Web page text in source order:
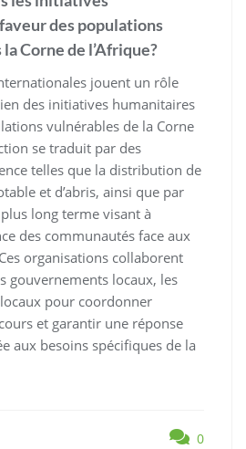
des populations
Corne de l’Afrique?
jouent un rôle
des initiatives humanitaires
vulnérables de la Corne
se traduit par des
telles que la distribution de
et d’abris, ainsi que par
long terme visant à
des communautés face aux
organisations collaborent
gouvernements locaux, les
pour coordonner
et garantir une réponse
aux besoins spécifiques de la
0